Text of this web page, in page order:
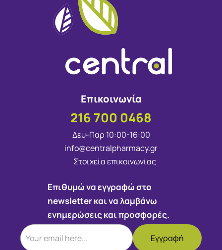
Επικοινωνία
216 700 0468
Δευ-Παρ 10:00-16:00
info@centralpharmacy.gr
Στοιχεία επικοινωνίας
Επιθυμώ να εγγραφώ στο
newsletter και να λαμβάνω
ενημερώσεις και προσφορές.